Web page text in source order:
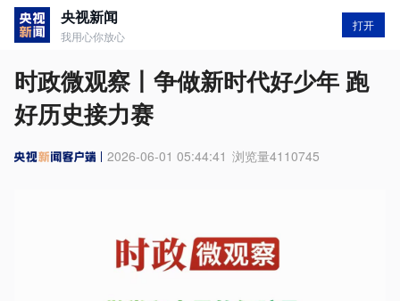
央视新闻
我用心你放心
打开
时政微观察丨争做新时代好少年 跑
好历史接力赛
2026-06-01 05:44:41 浏览量4110745